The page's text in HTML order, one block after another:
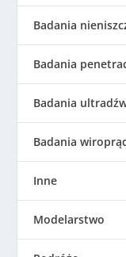
Badania
Badania
Badania
Badania
Inne
Modelarstwo